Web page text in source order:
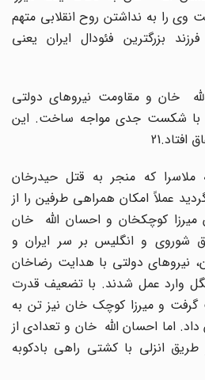
وی را به نداشتن روح انقلابی متهم
بزرگترین فئودال ایران یعنی
خان و مقاومت نیروهای دولتی
با شکست جدی مواجه ساخت. این
ملاسرا که منجر به قتل حیدرخان
عملاً امکان همراهی طرفین را از
کوچکخان و احسان الله خان
شوروی و انگلیس بر سر ایران و
نیروهای دولتی با هدایت رضاخان
وارد عمل شدند. با تضعیف قدرت
و میرزا کوچک خان نیز تن به
اما احسان الله خان و تعدادی از
انزلی با کشتی راهی بادکوبه